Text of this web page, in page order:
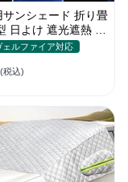
サンシェード 折り畳
日よけ 遮光遮熱 放
熱効果倍増 収納ポーチ付き
ェルファイア対応
(税込)